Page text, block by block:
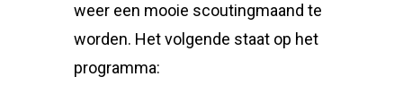
weer een mooie scoutingmaand te
worden. Het volgende staat op het
programma: